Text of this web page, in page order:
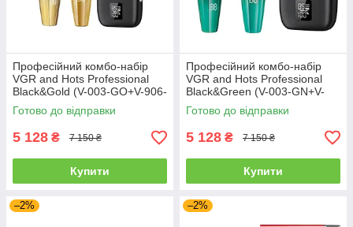
Професійний комбо-набір
VGR and Hots Professional
Black&Gold (V-003-GO+V-906-
GO+HP2012-BK)
Готово до відправки
5 128 ₴ 7 150 ₴
Купити
Професійний комбо-набір
VGR and Hots Professional
Black&Green (V-003-GN+V-
906-GN+HP2012-BK)
Готово до відправки
5 128 ₴ 7 150 ₴
Купити
–2% –2%